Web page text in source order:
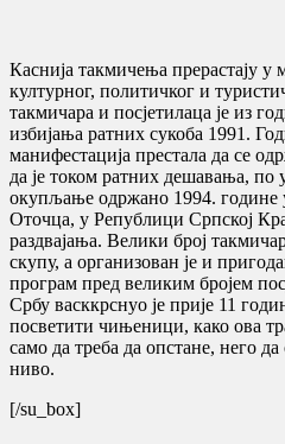
Каснија такмичења прерастају у
културног, политичког и
такмичара и посјетилаца је из
избијања ратних сукоба 1991.
манифестација престала да се
да је током ратних дешавања, по
окупљање одржано 1994. године
Оточца, у Републици Српској
раздвајања. Велики број
скупу, а организован је и
програм пред великим бројем
Србу васккрснуо је прије 11
посветити чињеници, како ова
само да треба да опстане, него
ниво.
[/su_box]